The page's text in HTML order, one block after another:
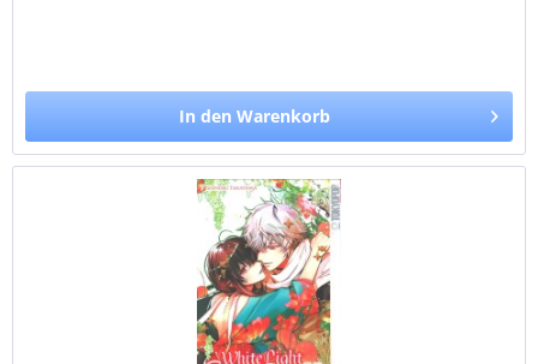
In den Warenkorb